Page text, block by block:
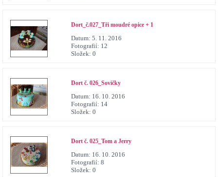
Dort_č.027_Tři moudré opice + 1
Datum: 5. 11. 2016
Fotografií: 12
Složek: 0
Dort č. 026_Sovičky
Datum: 16. 10. 2016
Fotografií: 14
Složek: 0
Dort č. 025_Tom a Jerry
Datum: 16. 10. 2016
Fotografií: 8
Složek: 0